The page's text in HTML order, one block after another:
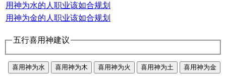
用神为水的人职业该如合规划
用神为金的人职业该如合规划
五行喜用神建议
喜用神为水 喜用神为木 喜用神为火 喜用神为土 喜用神为金